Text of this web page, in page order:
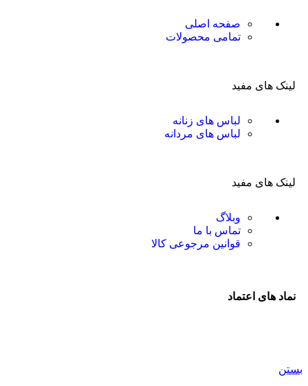
صفحه اصلی
تمامی محصولات
لینک های مفید
لباس های زنانه
لباس های مردانه
لینک های مفید
وبلاگ
تماس با ما
قوانین مرجوعی کالا
نماد های اعتماد
بستن